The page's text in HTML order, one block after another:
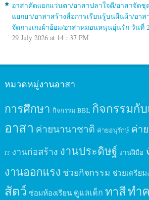
อาสาคัดแยกแว่นตา/อาสาปลาใจดี/อาสาจัด
แยกยา/อาสาสร้างสื่อการเรียนรู้บนผืนผ้า/อา
จัดกางเกงผ้าอ้อม/อาสาหมอนหนุนอุ่นรัก วันที่
29 July 2026 at 14 : 37 PM
หมวดหมู่งานอาสา
การศึกษา กิจกรรม BBL กิจกรรมกับ
อาสา ค่ายนานาชาติ ค่ายอนุรักษ์ ค่า
IT งานก่อสร้าง งานประดิษฐ์ งานฝีมือ
งานออกแรง ช่วยกิจกรรม ช่วยเตรียม
สัตว์ ซ่อมห้องเรียน ดูแลเด็ก ทาสีทำ